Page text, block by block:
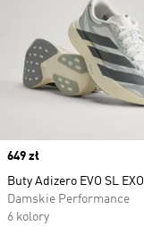
Price
649 zł
Buty Adizero EVO SL EXO
Damskie Performance
6 kolory